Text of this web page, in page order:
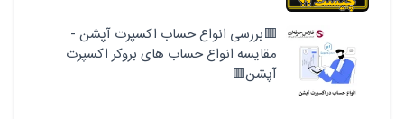
🟥بررسی انواع حساب اکسپرت آپشن -
مقایسه انواع حساب های بروکر اکسپرت
آپشن🟥